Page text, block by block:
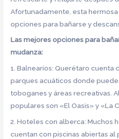
Afortunadamente, esta
opciones para bañarse y
Las mejores opciones para
mudanza:
1. Balnearios: Querétaro cuenta
parques acuáticos donde
toboganes y áreas recreativas.
populares son «El Oasis» y «La
2. Hoteles con alberca: Muchos
cuentan con piscinas abiertas al